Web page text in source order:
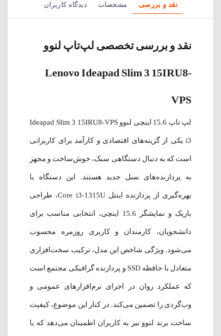
نقد و بررسی مشخصات دیدگاه کاربران
نقد و بررسی تخصصی لپ‌تاپ لنوو
Lenovo Ideapad Slim 3 15IRU8-
VPS
لپ‌ تاپ 15.6 اینچی لنوو Ideapad Slim 3 15IRU8-VPS
i3 یکی از گزینه‌های اقتصادی و کارآمد برای کاربرانی
است که به دنبال دستگاهی سبک، خوش‌ساخت و مجهز
به پردازنده‌های نسل جدید هستند. این دستگاه با
بهره‌گیری از پردازنده اینتل Core i3-1315U، طراحی
باریک و نمایشگر 15.6 اینچی، انتخابی مناسب برای
دانشجویان، کارمندان و کاربری روزمره محسوب
می‌شود. ویژگی شاخص این مدل، ترکیب سخت‌افزاری
متعادل با حافظه SSD و پردازنده گرافیکی مجتمع است
که عملکرد روان در اجرای نرم‌افزارهای عمومی و
وب‌گردی را تضمین می‌کند. در کنار این موضوع، کیفیت
ساخت برند لنوو نیز به کاربران اطمینان می‌دهد که با